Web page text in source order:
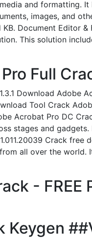
and formatting.
images, and
Document Editor &
This solution
Full
Download Adobe
Tool Crack
Acrobat Pro DC
stages and
Crack free
all over the world.
- FREE